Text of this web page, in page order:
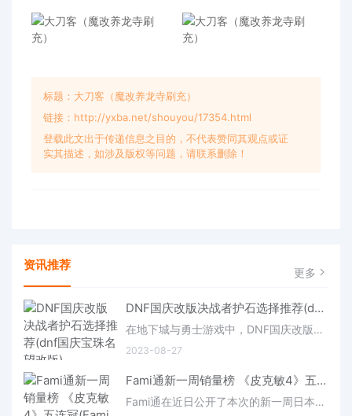
标题：大刀客（魔改养龙寺刷充）
链接：http://yxba.net/shouyou/17354.html
登载此文出于传递信息之目的，不代表赞同其观点或证
实其描述，如涉及版权等问题，请联系删除！
资讯推荐 更多
DNF国庆改版决战者护石选择推荐(dnf国庆宝珠名望改版)
在地下城与勇士游戏中，DNF国庆改版决战者护石选择推荐是游戏内的一种搜集要素，玩家需要搜集个才能达成全搜集。想要全搜集的玩家可以根据玩咖宝典带来的DNF国庆改版决战者护石选择推荐全搜集攻略来尽快完成该搜集任
2023-08-27
Fami通新一周销量榜 《皮克敏4》五连冠(Fami通新一周销量榜 《星之卡比:重返梦幻岛》登顶)
Fami通在近日公开了本次的新一周日本软硬件销量排行榜，数据收录范围是8月14日至8月20日。本次《皮克敏4》五连冠，《马里奥赛车8豪华版》第二，《塞尔达传说：王国之泪》第三，具体的排名信息感兴趣的玩家可以了解一